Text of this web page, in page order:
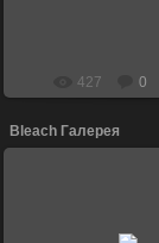
427 0
Bleach Галерея